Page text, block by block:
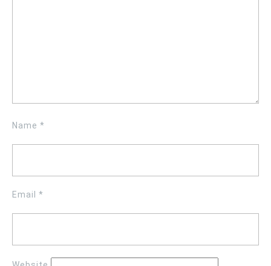
Name *
Email *